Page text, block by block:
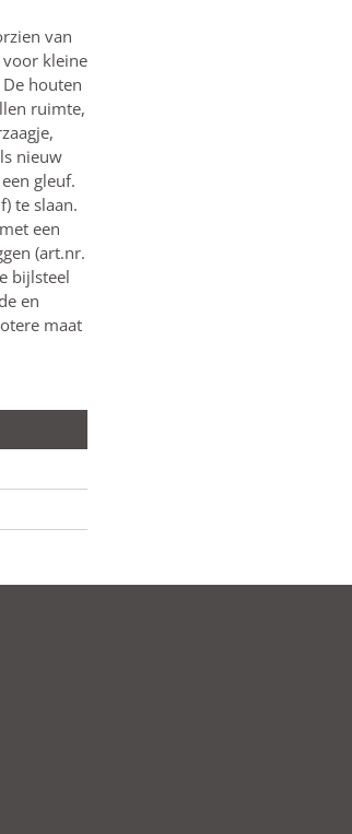
van
kleine
houten
ruimte,
nieuw
gleuf.
te slaan.
een
(art.nr.
bijlsteel
en
maat